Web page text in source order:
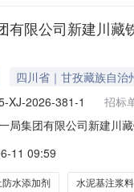
有限公司新建川
四川省｜甘孜藏族自治
XJ-2026-381-1 招标
局集团有限公司新建川
水泥基注浆材料及添加
11 09:59
水添加剂 水泥基注浆料